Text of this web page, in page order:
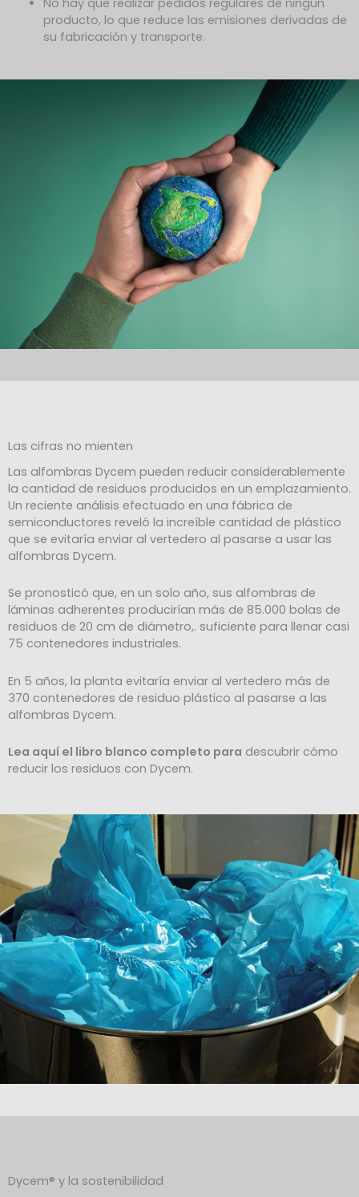
producto, lo que reduce las emisiones derivadas de
su fabricación y transporte.
Las cifras no mienten
Las alfombras Dycem pueden reducir considerablemente
la cantidad de residuos producidos en un emplazamiento.
Un reciente análisis efectuado en una fábrica de
semiconductores reveló la increíble cantidad de plástico
que se evitaría enviar al vertedero al pasarse a usar las
alfombras Dycem.
Se pronosticó que, en un solo año, sus alfombras de
láminas adherentes producirían más de 85.000 bolas de
residuos de 20 cm de diámetro,. suficiente para llenar casi
75 contenedores industriales.
En 5 años, la planta evitaría enviar al vertedero más de
370 contenedores de residuo plástico al pasarse a las
alfombras Dycem.
Lea aquí el libro blanco completo para descubrir cómo
reducir los residuos con Dycem.
Dycem® y la sostenibilidad